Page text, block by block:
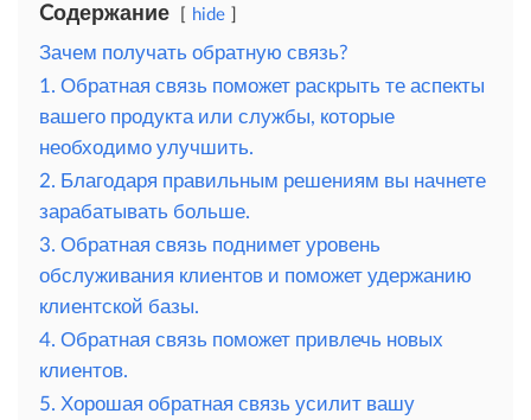
Cодержание hide
Зачем получать обратную связь?
1. Обратная связь поможет раскрыть те аспекты
вашего продукта или службы, которые
необходимо улучшить.
2. Благодаря правильным решениям вы начнете
зарабатывать больше.
3. Обратная связь поднимет уровень
обслуживания клиентов и поможет удержанию
клиентской базы.
4. Обратная связь поможет привлечь новых
клиентов.
5. Хорошая обратная связь усилит вашу